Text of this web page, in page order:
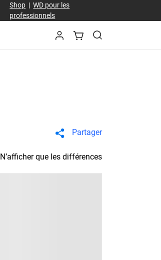
Shop |WD pour les
professionnels
Partager
N’afficher que les différences